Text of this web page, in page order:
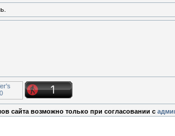
сайта возможно только при согласовании с